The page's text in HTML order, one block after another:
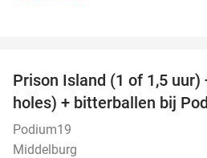
Prison Island (1 of 1,5
holes) + bitterballen bij
Podium19
Middelburg